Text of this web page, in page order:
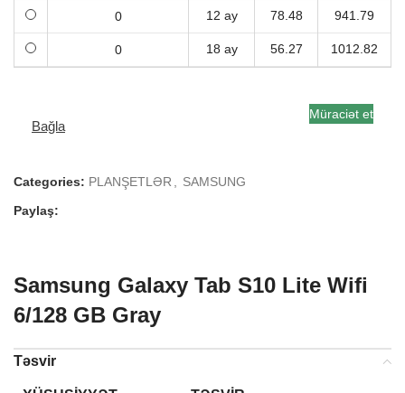
12 ay 78.48 941.79
18 ay 56.27 1012.82
Bağla
Müraciət et
Categories: PLANŞETLƏR
SAMSUNG
Paylaş:
Samsung Galaxy Tab S10 Lite Wifi
6/128 GB Gray
Təsvir